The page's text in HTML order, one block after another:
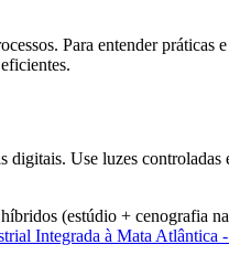
Para entender
digitais. Use luzes
(estúdio + cenografia
Integrada à Mata Atlântica